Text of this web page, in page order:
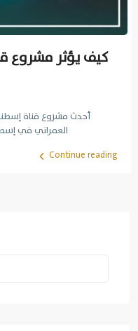
كيف يؤثر مشروع
أحدث مشروع قناة
العمراني في
Continue reading